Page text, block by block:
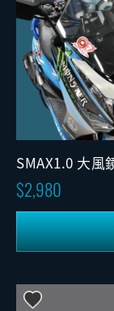
SMAX1.0 大
2,980